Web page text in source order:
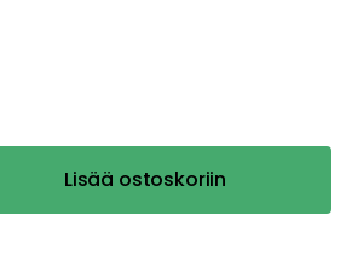
Lisää ostoskoriin